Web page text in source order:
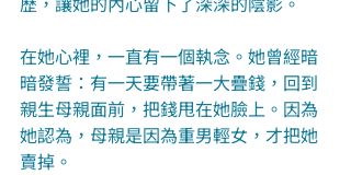
在她心裡，一直有一個執念。她曾經暗
暗發誓：有一天要帶著一大疊錢，回到
親生母親面前，把錢甩在她臉上。因為
她認為，母親是因為重男輕女，才把她
賣掉。